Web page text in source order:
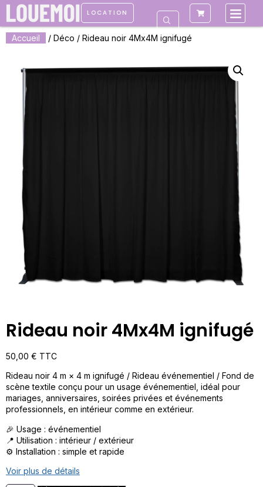
LOCATION
Accueil / Déco / Rideau noir 4Mx4M ignifugé
Rideau noir 4Mx4M ignifugé
50,00 € TTC
Rideau noir 4 m × 4 m ignifugé / Rideau événementiel / Fond de
scène textile conçu pour un usage événementiel, idéal pour
mariages, anniversaires, soirées privées et événements
professionnels, en intérieur comme en extérieur.
🎉 Usage : événementiel
📍 Utilisation : intérieur / extérieur
⚙️ Installation : simple et rapide
Voir plus de détails